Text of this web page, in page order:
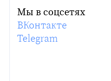
Мы в соцсетях
ВКонтакте
Telegram